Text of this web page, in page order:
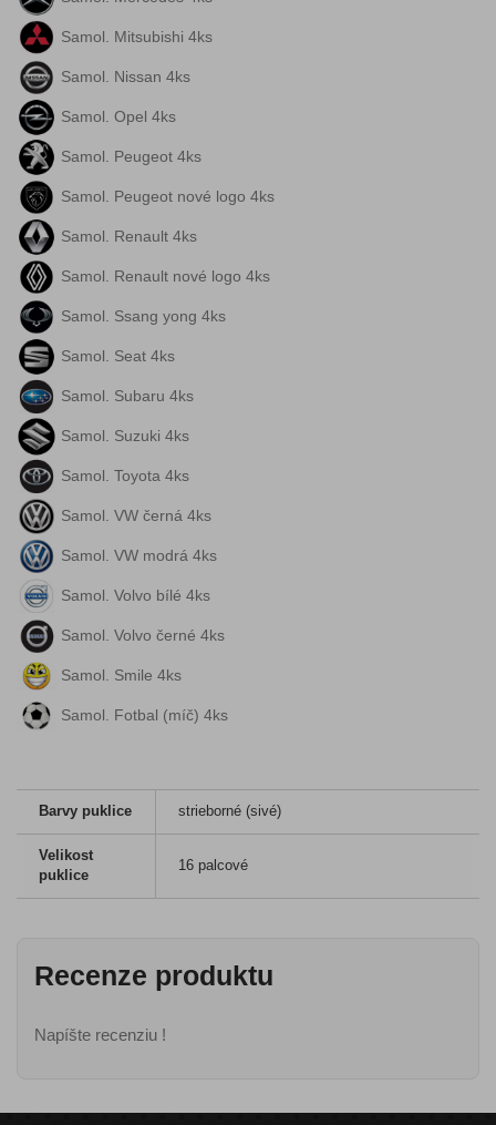
Samol. Mitsubishi 4ks
Samol. Nissan 4ks
Samol. Opel 4ks
Samol. Peugeot 4ks
Samol. Peugeot nové logo 4ks
Samol. Renault 4ks
Samol. Renault nové logo 4ks
Samol. Ssang yong 4ks
Samol. Seat 4ks
Samol. Subaru 4ks
Samol. Suzuki 4ks
Samol. Toyota 4ks
Samol. VW černá 4ks
Samol. VW modrá 4ks
Samol. Volvo bílé 4ks
Samol. Volvo černé 4ks
Samol. Smile 4ks
Samol. Fotbal (míč) 4ks
Barvy puklice strieborné (sivé)
Velikost
puklice
16 palcové
Recenze produktu
Napíšte recenziu !